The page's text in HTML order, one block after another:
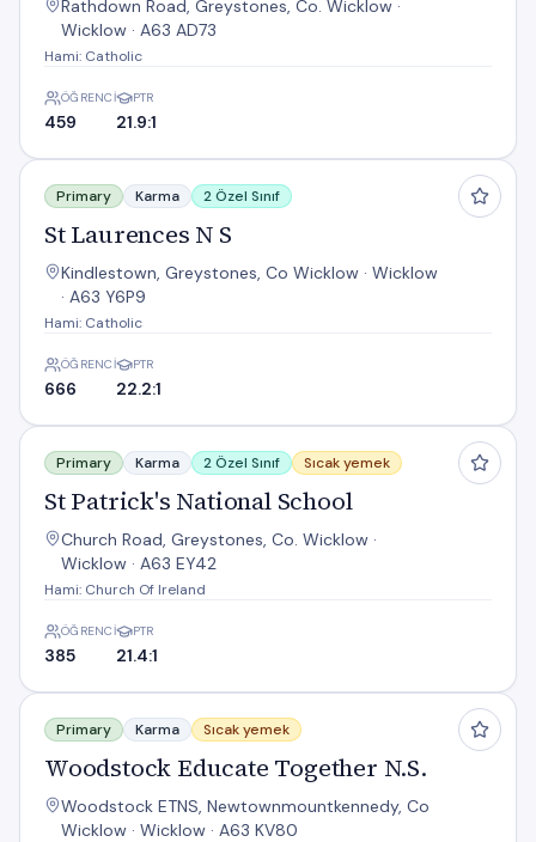
Rathdown Road, Greystones, Co. Wicklow ·
Wicklow · A63 AD73
Hami: Catholic
ÖĞRENCI
459
PTR
21.9:1
St Laurences N S
Primary Karma 2 Özel Sınıf
St Laurences N S
Kindlestown, Greystones, Co Wicklow · Wicklow
· A63 Y6P9
Hami: Catholic
ÖĞRENCI
666
PTR
22.2:1
St Patrick's National School
Primary Karma 2 Özel Sınıf Sıcak yemek
St Patrick's National School
Church Road, Greystones, Co. Wicklow ·
Wicklow · A63 EY42
Hami: Church Of Ireland
ÖĞRENCI
385
PTR
21.4:1
Woodstock Educate Together N.S.
Primary Karma Sıcak yemek
Woodstock Educate Together N.S.
Woodstock ETNS, Newtownmountkennedy, Co
Wicklow · Wicklow · A63 KV80